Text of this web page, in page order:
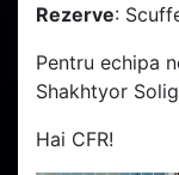
Rezerve:
Pentru echipa
Shakhtyor
Hai CFR!